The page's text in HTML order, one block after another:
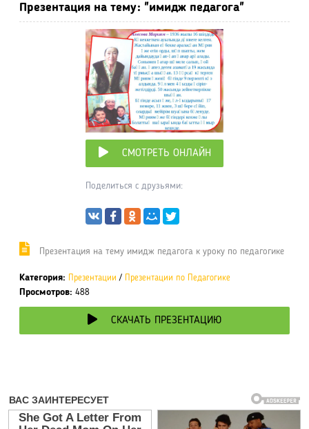
Презентация на тему: "имидж педагога"
СМОТРЕТЬ ОНЛАЙН
Поделиться с друзьями:
Презентация на тему имидж педагога к уроку по педагогике
Категория: Презентации / Презентации по Педагогике
Просмотров: 488
СКАЧАТЬ ПРЕЗЕНТАЦИЮ